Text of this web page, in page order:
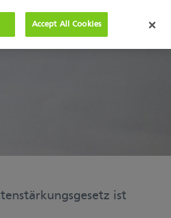
ist
Accept All Cookies